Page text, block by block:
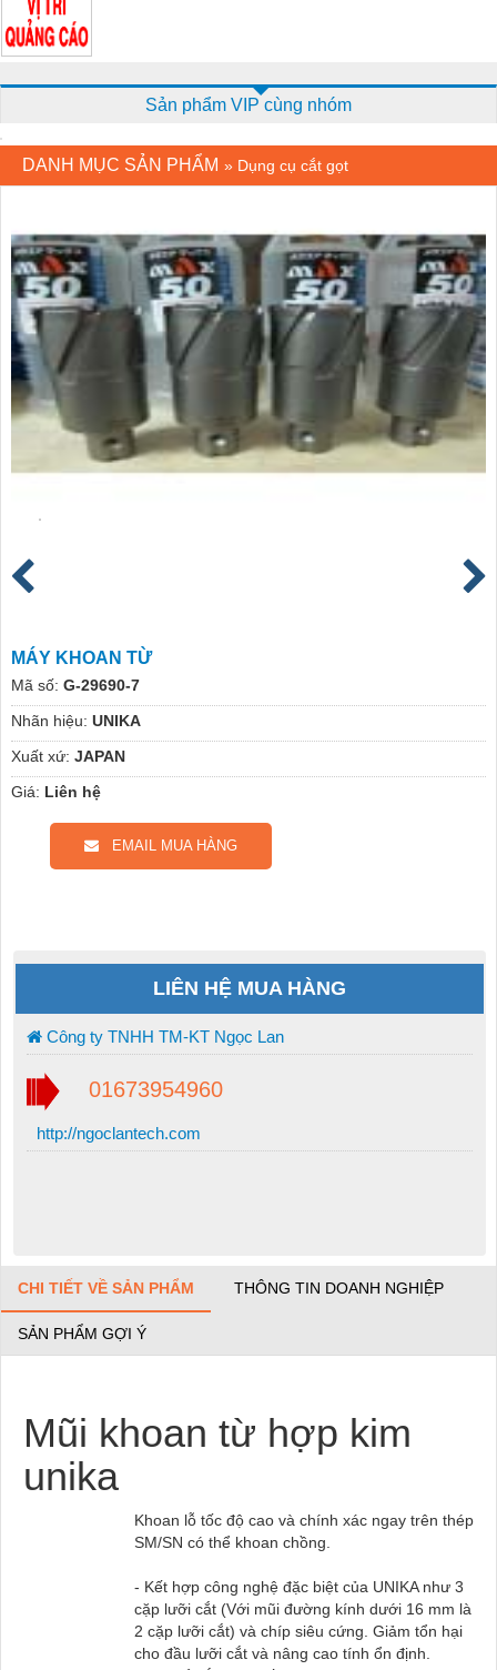
Sản phẩm VIP cùng nhóm
DANH MỤC SẢN PHẨM » Dụng cụ cắt gọt
MÁY KHOAN TỪ
Mã số: G-29690-7
Nhãn hiệu: UNIKA
Xuất xứ: JAPAN
Giá: Liên hệ
EMAIL MUA HÀNG
LIÊN HỆ MUA HÀNG
Công ty TNHH TM-KT Ngọc Lan
01673954960
http://ngoclantech.com
CHI TIẾT VỀ SẢN PHẨM THÔNG TIN DOANH NGHIỆP
SẢN PHẨM GỢI Ý
Mũi khoan từ hợp kim
unika
Khoan lỗ tốc độ cao và chính xác ngay trên thép
SM/SN có thể khoan chồng.
- Kết hợp công nghệ đặc biệt của UNIKA như 3
cặp lưỡi cắt (Với mũi đường kính dưới 16 mm là
2 cặp lưỡi cắt) và chíp siêu cứng. Giảm tổn hại
cho đầu lưỡi cắt và nâng cao tính ổn định.